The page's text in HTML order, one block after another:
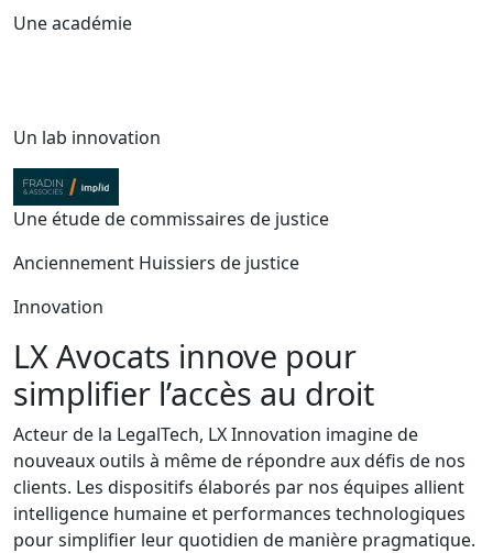
Une académie
Un lab innovation
Une étude de commissaires de justice
Anciennement Huissiers de justice
Innovation
LX Avocats innove pour
simplifier l’accès au droit
Acteur de la LegalTech, LX Innovation imagine de
nouveaux outils à même de répondre aux défis de nos
clients. Les dispositifs élaborés par nos équipes allient
intelligence humaine et performances technologiques
pour simplifier leur quotidien de manière pragmatique.